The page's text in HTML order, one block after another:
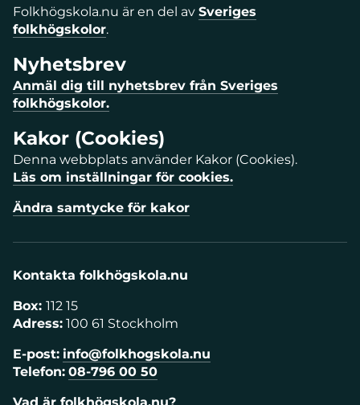
Folkhögskola.nu är en del av Sveriges
folkhögskolor.
Nyhetsbrev
Anmäl dig till nyhetsbrev från Sveriges
folkhögskolor.
Kakor (Cookies)
Denna webbplats använder Kakor (Cookies).
Läs om inställningar för cookies.
Ändra samtycke för kakor
Kontakta folkhögskola.nu
Box: 112 15
Adress: 100 61 Stockholm
E-post: info@folkhogskola.nu
Telefon: 08-796 00 50